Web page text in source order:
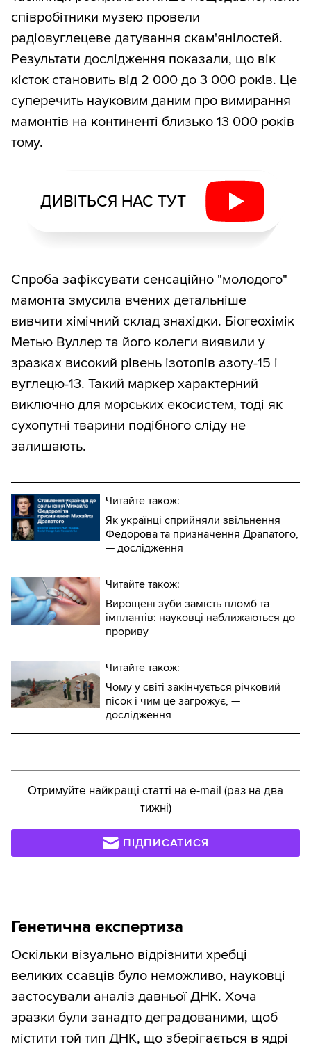
співробітники музею провели
радіовуглецеве датування скам'янілостей.
Результати дослідження показали, що вік
кісток становить від 2 000 до 3 000 років. Це
суперечить науковим даним про вимирання
мамонтів на континенті близько 13 000 років
тому.
ДИВІТЬСЯ НАС ТУТ
Спроба зафіксувати сенсаційно "молодого"
мамонта змусила вчених детальніше
вивчити хімічний склад знахідки. Біогеохімік
Метью Вуллер та його колеги виявили у
зразках високий рівень ізотопів азоту-15 і
вуглецю-13. Такий маркер характерний
виключно для морських екосистем, тоді як
сухопутні тварини подібного сліду не
залишають.
Читайте також:
Як українці сприйняли звільнення
Федорова та призначення Драпатого,
— дослідження
Читайте також:
Вирощені зуби замість пломб та
імплантів: науковці наближаються до
прориву
Читайте також:
Чому у світі закінчується річковий
пісок і чим це загрожує, —
дослідження
Отримуйте найкращі статті на e-mail (раз на два
тижні)
ПІДПИСАТИСЯ
Генетична експертиза
Оскільки візуально відрізнити хребці
великих ссавців було неможливо, науковці
застосували аналіз давньої ДНК. Хоча
зразки були занадто деградованими, щоб
містити той тип ДНК, що зберігається в ядрі